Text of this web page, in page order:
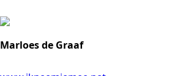
Marloes de Graaf